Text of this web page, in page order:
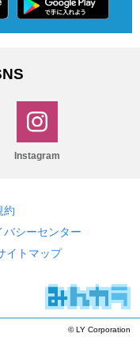
Instagram
約
バシーセンター
イトマップ
© LY Corporation